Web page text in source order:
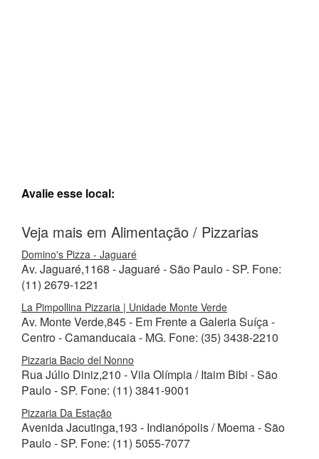
Avalie esse local:
Veja mais em Alimentação / Pizzarias
Domino's Pizza - Jaguaré
Av. Jaguaré,1168 - Jaguaré - São Paulo - SP. Fone:
(11) 2679-1221
La Pimpollina Pizzaria | Unidade Monte Verde
Av. Monte Verde,845 - Em Frente a Galeria Suíça -
Centro - Camanducaia - MG. Fone: (35) 3438-2210
Pizzaria Bacio del Nonno
Rua Júlio Diniz,210 - Vila Olímpia / Itaim Bibi - São
Paulo - SP. Fone: (11) 3841-9001
Pizzaria Da Estação
Avenida Jacutinga,193 - Indianópolis / Moema - São
Paulo - SP. Fone: (11) 5055-7077